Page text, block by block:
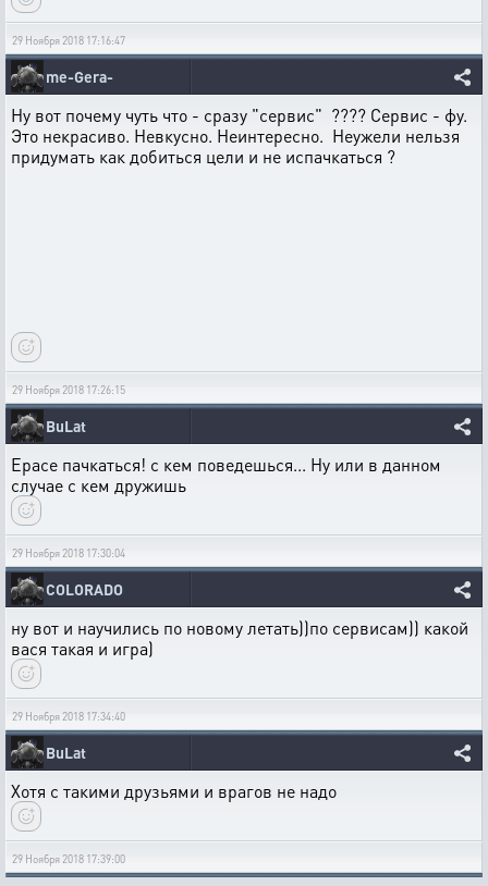
29 Ноября 2018 17:16:47
me-Gera-
Ну вот почему чуть что - сразу "сервис" ???? Сервис - фу.
Это некрасиво. Невкусно. Неинтересно. Неужели нельзя
придумать как добиться цели и не испачкаться ?
29 Ноября 2018 17:26:15
BuLat
Ерасе пачкаться! с кем поведешься... Ну или в данном
случае с кем дружишь
29 Ноября 2018 17:30:04
COLORADO
ну вот и научились по новому летать))по сервисам)) какой
вася такая и игра)
29 Ноября 2018 17:34:40
BuLat
Хотя с такими друзьями и врагов не надо
29 Ноября 2018 17:39:00